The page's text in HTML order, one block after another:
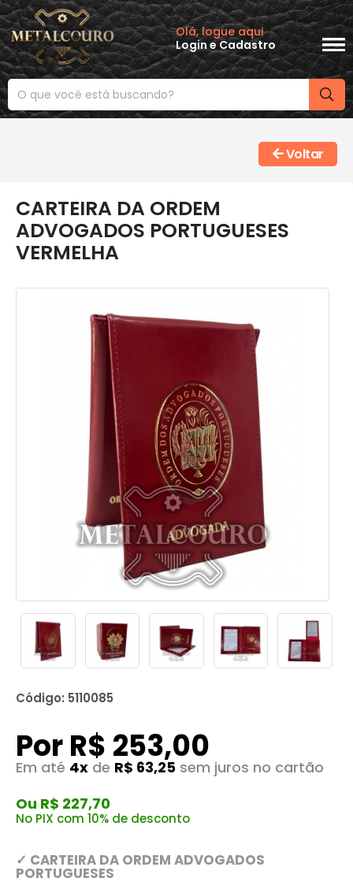
Olá, logue aqui
LogineCadastro
Voltar
CARTEIRA DA ORDEM
ADVOGADOS PORTUGUESES
VERMELHA
Código: 5110085
Por R$ 253,00
Em até 4x de R$ 63,25 sem juros no cartão
Ou R$ 227,70
No PIX com 10% de desconto
✓ CARTEIRA DA ORDEM ADVOGADOS
PORTUGUESES